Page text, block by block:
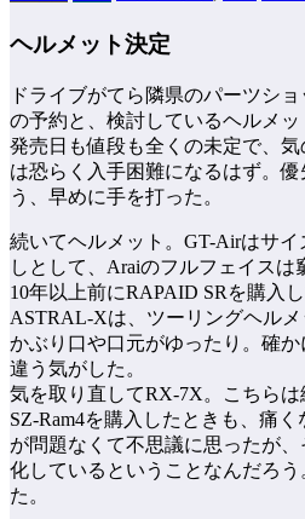
ヘルメット決定
ドライブがてら隣県のパーツシ
の予約と、検討しているヘルメッ
発売日も値段も全くの未定で、
は恐らく入手困難になるはず。
う、早めに手を打った。
続いてヘルメット。GT-Airはサ
しとして、Araiのフルフェイスは
10年以上前にRAPAID SRを購入
ASTRAL-Xは、ツーリングヘルメ
かぶり口や口元がゆったり。確
違う気がした。
気を取り直してRX-7X。こちらは
SZ-Ram4を購入したときも、痛
が問題なくて不思議に思ったが
化しているということなんだろ
た。